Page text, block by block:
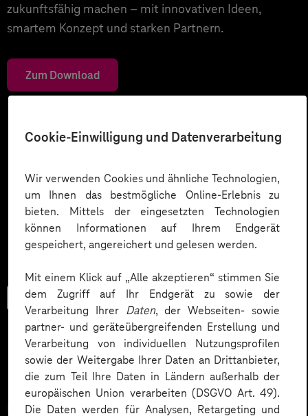
Cookie-Einwilligung und Datenverarbeitung
Wir verwenden Cookies und ähnliche Technologien,
um Ihnen das bestmögliche Online-Erlebnis zu
bieten. Mittels der eingesetzten Technologien
können Informationen auf Ihrem Endgerät
gespeichert, angereichert und gelesen werden.
Mit einem Klick auf „Alle akzeptieren“ stimmen Sie
dem Zugriff auf Ihr Endgerät zu sowie der
Verarbeitung Ihrer Daten, der Webseiten- sowie
partner- und geräteübergreifenden Erstellung und
Verarbeitung von individuellen Nutzungsprofilen
sowie der Weitergabe Ihrer Daten an Drittanbieter,
die zum Teil Ihre Daten in Ländern außerhalb der
europäischen Union verarbeiten (DSGVO Art. 49).
Die Daten werden für Analysen, Retargeting und
zukunftsfähig machen – mit innovativen Ideen,
smartem Konzept und starken Partnern.
Zum Download
Checkliste
Datenschutz in KI-Projekten
Datenschutz in KI-Projekten leicht gemacht: